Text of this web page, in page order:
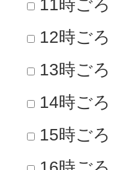
11時ごろ
12時ごろ
13時ごろ
14時ごろ
15時ごろ